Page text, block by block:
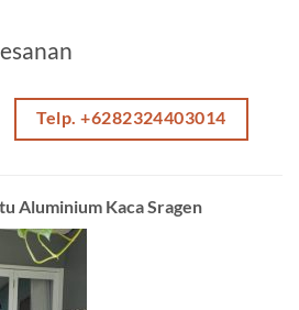
Telp. +6282324403014
Aluminium Kaca Sragen